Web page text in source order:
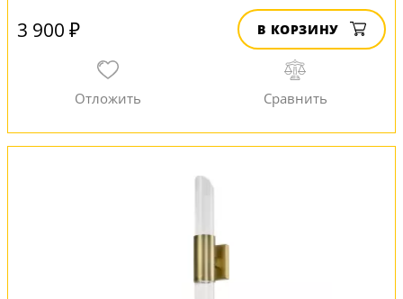
3 900 ₽ В КОРЗИНУ